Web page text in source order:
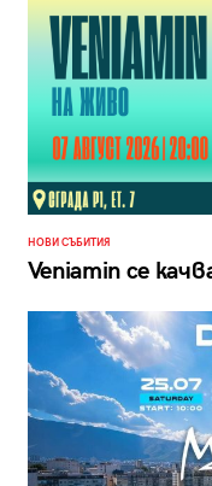
НОВИ СЪБИТИЯ
Veniamin се